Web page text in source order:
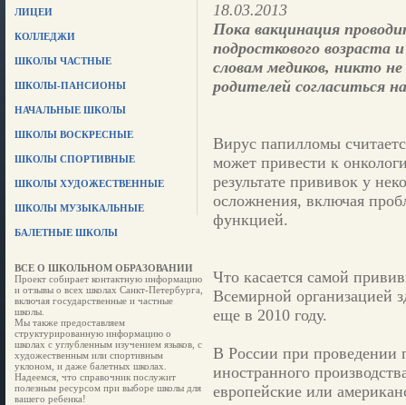
ЛИЦЕИ
КОЛЛЕДЖИ
ШКОЛЫ ЧАСТНЫЕ
ШКОЛЫ-ПАНСИОНЫ
НАЧАЛЬНЫЕ ШКОЛЫ
ШКОЛЫ ВОСКРЕСНЫЕ
ШКОЛЫ СПОРТИВНЫЕ
ШКОЛЫ ХУДОЖЕСТВЕННЫЕ
ШКОЛЫ МУЗЫКАЛЬНЫЕ
БАЛЕТНЫЕ ШКОЛЫ
ВСЕ О ШКОЛЬНОМ ОБРАЗОВАНИИ
Проект собирает контактную информацию
и отзывы о всех школах Санкт-Петербурга,
включая государственные и частные
школы.
Мы также предоставляем
структурированную информацию о
школах с углубленным изучением языков, с
художественным или спортивным
уклоном, и даже балетных школах.
Надеемся, что справочник послужит
полезным ресурсом при выборе школы для
вашего ребенка!
18.03.2013
Пока вакцинация
подросткового возраста
словам медиков, никто
родителей согласиться
Вирус папилломы
может привести к
результате прививок у
осложнения, включая
функцией.
Что касается самой
Всемирной организацией
еще в 2010 году.
В России при проведении
иностранного
европейские или